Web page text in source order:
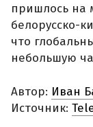
пришлось на
белорусско-
что
небольшую
Автор: Иван
Источник: